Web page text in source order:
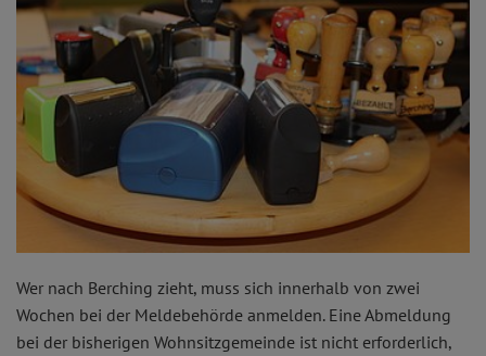
Wer nach Berching zieht, muss sich innerhalb von zwei
Wochen bei der Meldebehörde anmelden. Eine Abmeldung
bei der bisherigen Wohnsitzgemeinde ist nicht erforderlich,